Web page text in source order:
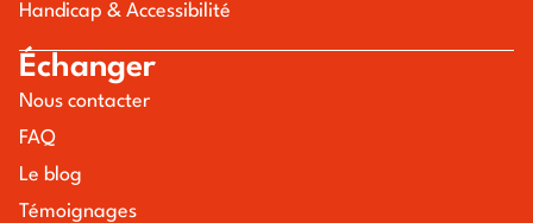
Handicap & Accessibilité
Échanger
Nous contacter
FAQ
Le blog
Témoignages